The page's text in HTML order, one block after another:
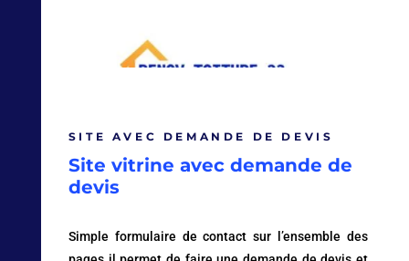
SITE AVEC DEMANDE DE DEVIS
Site vitrine avec demande de
devis
Simple formulaire de contact sur l’ensemble des